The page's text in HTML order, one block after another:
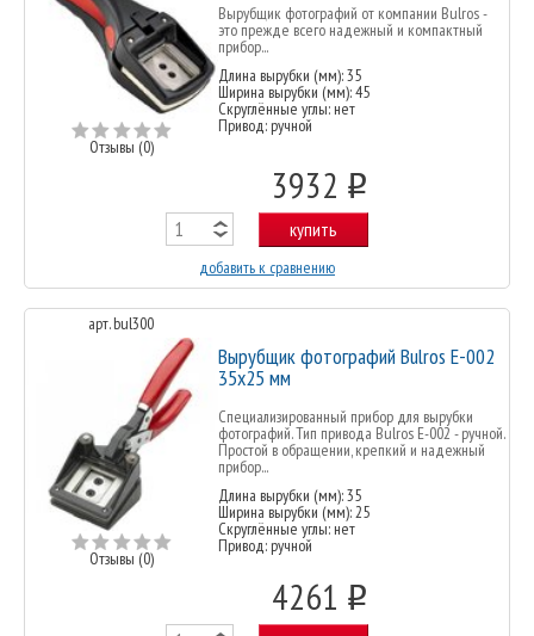
Отзывы (0)
Вырубщик фотографий от компании Bulros -
это прежде всего надежный и компактный
прибор...
Длина вырубки (мм): 35
Ширина вырубки (мм): 45
Скруглённые углы: нет
Привод: ручной
3932 o
купить
добавить к сравнению
арт. bul300
Отзывы (0)
Вырубщик фотографий Bulros Е-002
35х25 мм
Специализированный прибор для вырубки
фотографий. Тип привода Bulros Е-002 - ручной.
Простой в обращении, крепкий и надежный
прибор...
Длина вырубки (мм): 35
Ширина вырубки (мм): 25
Скруглённые углы: нет
Привод: ручной
4261 o